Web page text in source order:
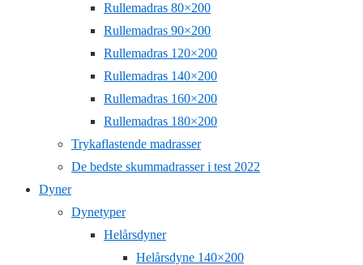
Rullemadras 80×200
Rullemadras 90×200
Rullemadras 120×200
Rullemadras 140×200
Rullemadras 160×200
Rullemadras 180×200
Trykaflastende madrasser
De bedste skummadrasser i test 2022
Dyner
Dynetyper
Helårsdyner
Helårsdyne 140×200